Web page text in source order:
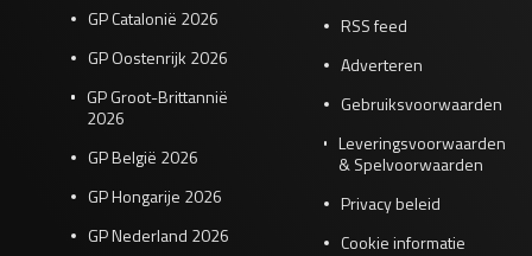
GP Catalonië 2026
GP Oostenrijk 2026
GP Groot-Brittannië
2026
GP België 2026
GP Hongarije 2026
GP Nederland 2026
RSS feed
Adverteren
Gebruiksvoorwaarden
Leveringsvoorwaarden
& Spelvoorwaarden
Privacy beleid
Cookie informatie